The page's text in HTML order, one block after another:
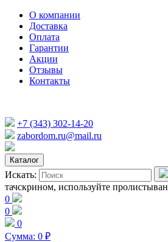
О компании
Доставка
Оплата
Гарантии
Акции
Отзывы
Контакты
+7 (343) 302-14-20
zabordom.ru@mail.ru
Каталог
Искать:
тачскрином, используйте
0
0
0
Сумма: 0 ₽